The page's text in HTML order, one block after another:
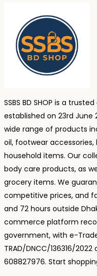
SSBS BD SHOP is a
established on 23rd June
wide range of products
oil, footwear
household items. Our
body care products, as
grocery items. We
competitive prices, and
and 72 hours outside
commerce platform
government, with e-
TRAD/DNCC/136316/
608827976. Start